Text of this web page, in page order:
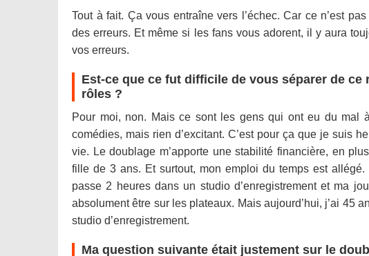
Tout à fait. Ça vous entraîne vers l’échec. Car ce n’est
des erreurs. Et même si les fans vous adorent, il y aura
vos erreurs.
Est-ce que ce fut difficile de vous séparer de ce
rôles ?
Pour moi, non. Mais ce sont les gens qui ont eu du mal
comédies, mais rien d’excitant. C’est pour ça que je suis
vie. Le doublage m’apporte une stabilité financière, en
fille de 3 ans. Et surtout, mon emploi du temps est
passe 2 heures dans un studio d’enregistrement et ma
absolument être sur les plateaux. Mais aujourd’hui, j’ai 45
studio d’enregistrement.
Ma question suivante était justement sur le